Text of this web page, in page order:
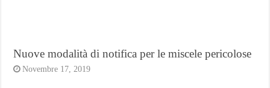
Nuove modalità di notifica per le miscele pericolose
Novembre 17, 2019